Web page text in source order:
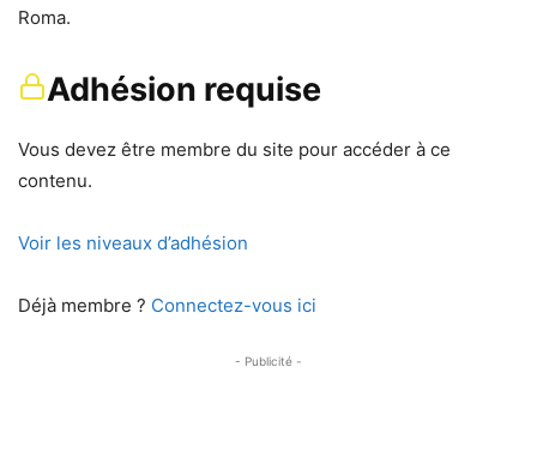
Roma.
Adhésion requise
Vous devez être membre du site pour accéder à ce
contenu.
Voir les niveaux d’adhésion
Déjà membre ? Connectez-vous ici
- Publicité -